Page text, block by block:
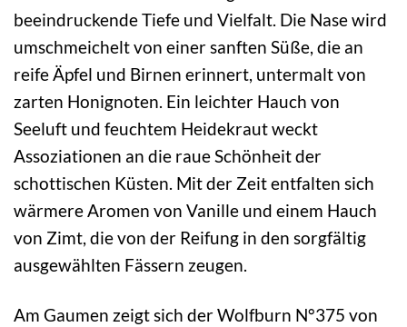
beeindruckende Tiefe und Vielfalt. Die Nase wird
umschmeichelt von einer sanften Süße, die an
reife Äpfel und Birnen erinnert, untermalt von
zarten Honignoten. Ein leichter Hauch von
Seeluft und feuchtem Heidekraut weckt
Assoziationen an die raue Schönheit der
schottischen Küsten. Mit der Zeit entfalten sich
wärmere Aromen von Vanille und einem Hauch
von Zimt, die von der Reifung in den sorgfältig
ausgewählten Fässern zeugen.
Am Gaumen zeigt sich der Wolfburn N°375 von